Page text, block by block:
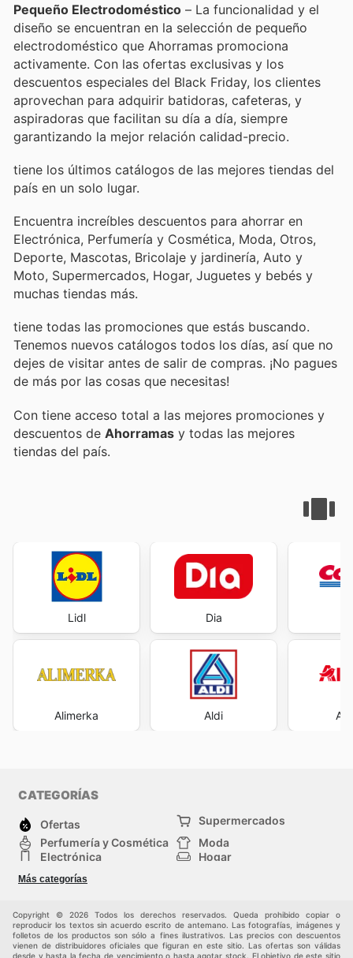
Pequeño Electrodoméstico – La funcionalidad y el
diseño se encuentran en la selección de pequeño
electrodoméstico que Ahorramas promociona
activamente. Con las ofertas exclusivas y los
descuentos especiales del Black Friday, los clientes
aprovechan para adquirir batidoras, cafeteras, y
aspiradoras que facilitan su día a día, siempre
garantizando la mejor relación calidad-precio.
tiene los últimos catálogos de las mejores tiendas del
país en un solo lugar.
Encuentra increíbles descuentos para ahorrar en
Electrónica, Perfumería y Cosmética, Moda, Otros,
Deporte, Mascotas, Bricolaje y jardinería, Auto y
Moto, Supermercados, Hogar, Juguetes y bebés y
muchas tiendas más.
tiene todas las promociones que estás buscando.
Tenemos nuevos catálogos todos los días, así que no
dejes de visitar antes de salir de compras. ¡No pagues
de más por las cosas que necesitas!
Con tiene acceso total a las mejores promociones y
descuentos de Ahorramas y todas las mejores
tiendas del país.
Lidl
Alimerka
Dia
Aldi
CATEGORÍAS
Ofertas
Supermercados
Perfumería y Cosmética
Moda
Electrónica
Hogar
Deporte
Juguetes y bebés
Más categorías
Copyright © 2026 Todos los derechos reservados. Queda prohibido copiar o
reproducir los textos sin acuerdo escrito de antemano. Las fotografías, imágenes y
folletos de los productos son sólo a fines ilustrativos. Las precios con descuentos
vienen de distribuidores oficiales que figuran en este sitio. Las ofertas son válidas
desde y hasta la fecha de vencimiento o hasta agotar stock. El objetivo de este sitio